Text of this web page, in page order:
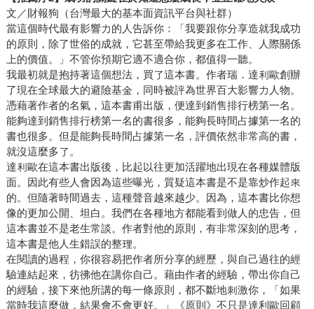
文／財報狗（台灣最大的基本面資訊平台與社群）
當這個時代最有影響力的人告訴你：「我要跟你分享造就我成功
的原則，除了世俗的成就，它甚至帶給我更多在工作、人際關係
上的價值。」不管你預期它適不適合你，都值得一聽。
我最初就是抱持著這個想法，買了這本書。作者瑞．達利歐創辦
了現在全球最大的避險基金，同時被評為世界百大影響力人物。
憑藉著作者的名氣，這本書甫出版，便達到銷售排行榜第一名。
能夠達到銷售排行榜第一名的書很多，能夠長時間占據第一名的
書也很多。但是能夠長時間占據第一名，評價依然非常高的書，
就沒這麼多了。
達利歐在這本書出版後，比起以往更加活躍地出現在各種媒體版
面。因此有些人會因為這些曝光，質疑這本書是不是靠炒作起來
的。但隨著時間過去，這種聲音越來越少。因為，這本書比你想
像的更加公開、坦白。我們在各種地方都能看到做人的忠告，但
這本書並不是老生常談。作者對他的原則，有非常深刻的思考，
這本書是他人生錯誤的整理。
在閱讀的過程，你很容易把作者所分享的經歷，與自己過往的經
驗連結起來，彷彿他在講你自己。藉由作者的經驗，帶出你自己
的經驗，接下來他所講的每一條原則，都不斷地刺激你，「如果
當時我這麼做，結果會不會更好。」《原則》不只是達利歐回顧